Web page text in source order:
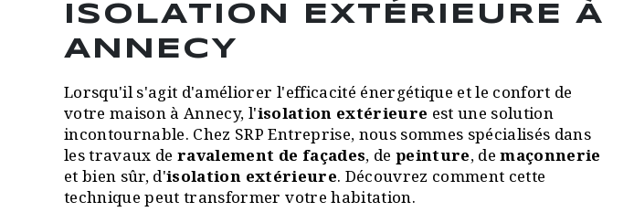
ISOLATION EXTÉRIEURE À
ANNECY
Lorsqu'il s'agit d'améliorer l'efficacité énergétique et le confort de
votre maison à Annecy, l'isolation extérieure est une solution
incontournable. Chez SRP Entreprise, nous sommes spécialisés dans
les travaux deravalement de façades, de peinture, demaçonnerie
et bien sûr, d'isolation extérieure. Découvrez comment cette
technique peut transformer votre habitation.